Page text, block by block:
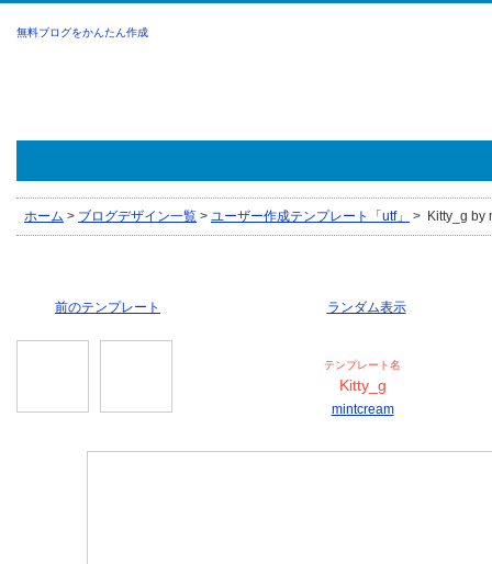
無料ブログをかんたん作成
ホーム > ブログデザイン一覧 > ユーザー作成テンプレート「utf」 > Kitty_g by
前のテンプレート ランダム表示
テンプレート名
Kitty_g
mintcream